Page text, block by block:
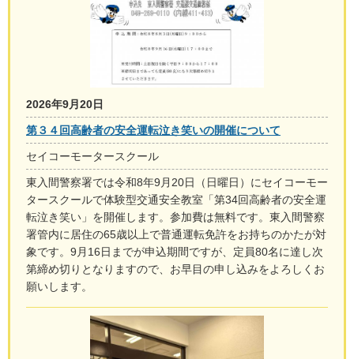
2026年9月20日
第３４回高齢者の安全運転泣き笑いの開催について
セイコーモータースクール
東入間警察署では令和8年9月20日（日曜日）にセイコーモー
タースクールで体験型交通安全教室「第34回高齢者の安全運
転泣き笑い」を開催します。参加費は無料です。東入間警察
署管内に居住の65歳以上で普通運転免許をお持ちのかたが対
象です。9月16日までが申込期間ですが、定員80名に達し次
第締め切りとなりますので、お早目の申し込みをよろしくお
願いします。